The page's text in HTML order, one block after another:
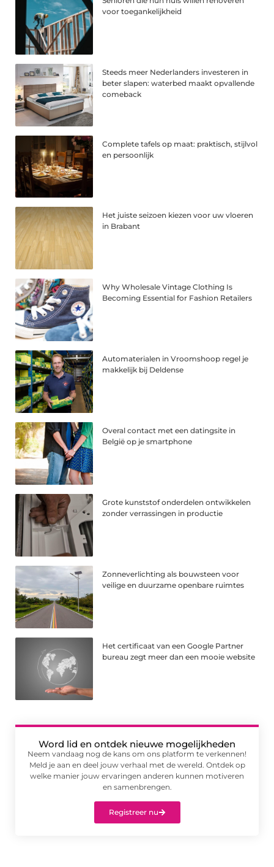
voor toegankelijkheid
Steeds meer Nederlanders investeren in
beter slapen: waterbed maakt opvallende
comeback
Complete tafels op maat: praktisch, stijlvol
en persoonlijk
Het juiste seizoen kiezen voor uw vloeren
in Brabant
Why Wholesale Vintage Clothing Is
Becoming Essential for Fashion Retailers
Automaterialen in Vroomshoop regel je
makkelijk bij Deldense
Overal contact met een datingsite in
België op je smartphone
Grote kunststof onderdelen ontwikkelen
zonder verrassingen in productie
Zonneverlichting als bouwsteen voor
veilige en duurzame openbare ruimtes
Het certificaat van een Google Partner
bureau zegt meer dan een mooie website
Word lid en ontdek nieuwe mogelijkheden
Neem vandaag nog de kans om ons platform te verkennen!
Meld je aan en deel jouw verhaal met de wereld. Ontdek op
welke manier jouw ervaringen anderen kunnen motiveren
en samenbrengen.
Registreer nu